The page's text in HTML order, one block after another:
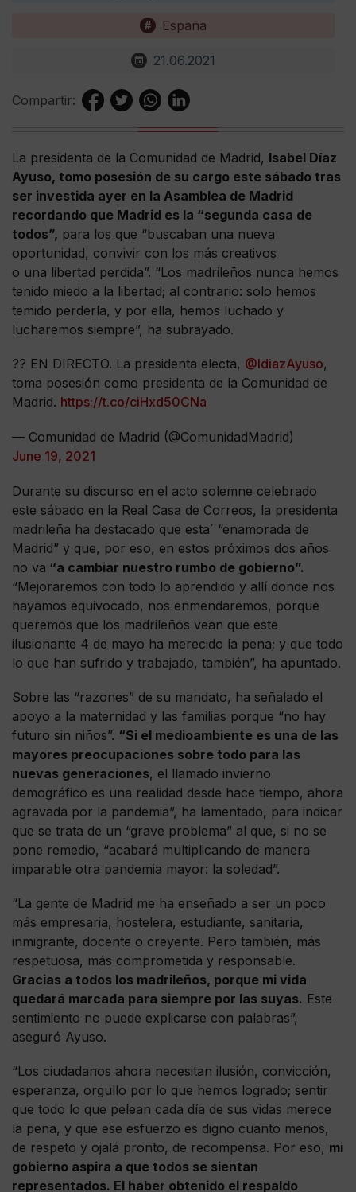
España
21.06.2021
Compartir:
La presidenta de la Comunidad de Madrid, Isabel Díaz
Ayuso, tomo posesión de su cargo este sábado tras
ser investida ayer en la Asamblea de Madrid
recordando que Madrid es la “segunda casa de
todos”, para los que “buscaban una nueva
oportunidad, convivir con los más creativos
o una libertad perdida”. “Los madrileños nunca hemos
tenido miedo a la libertad; al contrario: solo hemos
temido perderla, y por ella, hemos luchado y
lucharemos siempre”, ha subrayado.
?? EN DIRECTO. La presidenta electa, @IdiazAyuso,
toma posesión como presidenta de la Comunidad de
Madrid. https://t.co/ciHxd50CNa
— Comunidad de Madrid (@ComunidadMadrid)
June 19, 2021
Durante su discurso en el acto solemne celebrado
este sábado en la Real Casa de Correos, la presidenta
madrileña ha destacado que esta´ “enamorada de
Madrid” y que, por eso, en estos próximos dos años
no va “a cambiar nuestro rumbo de gobierno”.
“Mejoraremos con todo lo aprendido y allí donde nos
hayamos equivocado, nos enmendaremos, porque
queremos que los madrileños vean que este
ilusionante 4 de mayo ha merecido la pena; y que todo
lo que han sufrido y trabajado, también”, ha apuntado.
Sobre las “razones” de su mandato, ha señalado el
apoyo a la maternidad y las familias porque “no hay
futuro sin niños”. “Si el medioambiente es una de las
mayores preocupaciones sobre todo para las
nuevas generaciones, el llamado invierno
demográfico es una realidad desde hace tiempo, ahora
agravada por la pandemia”, ha lamentado, para indicar
que se trata de un “grave problema” al que, si no se
pone remedio, “acabará multiplicando de manera
imparable otra pandemia mayor: la soledad”.
“La gente de Madrid me ha enseñado a ser un poco
más empresaria, hostelera, estudiante, sanitaria,
inmigrante, docente o creyente. Pero también, más
respetuosa, más comprometida y responsable.
Gracias a todos los madrileños, porque mi vida
quedará marcada para siempre por las suyas. Este
sentimiento no puede explicarse con palabras”,
aseguró Ayuso.
“Los ciudadanos ahora necesitan ilusión, convicción,
esperanza, orgullo por lo que hemos logrado; sentir
que todo lo que pelean cada día de sus vidas merece
la pena, y que ese esfuerzo es digno cuanto menos,
de respeto y ojalá pronto, de recompensa. Por eso, mi
gobierno aspira a que todos se sientan
representados. El haber obtenido el respaldo